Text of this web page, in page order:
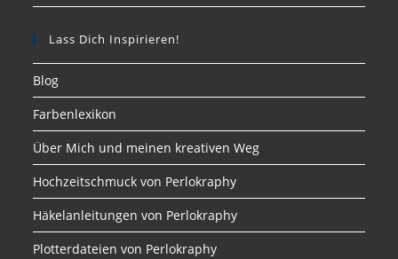
Lass Dich Inspirieren!
Blog
Farbenlexikon
Über Mich und meinen kreativen Weg
Hochzeitschmuck von Perlokraphy
Häkelanleitungen von Perlokraphy
Plotterdateien von Perlokraphy